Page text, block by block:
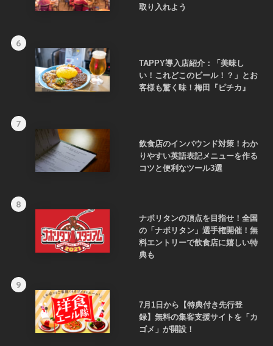
取り入れよう
6
TAPPY導入店紹介：「美味し
い！これどこのビール！？」とお
客様も驚く味！梅田『ピチカ』
7
飲食店のインバウンド対策！わか
りやすい英語表記メニューを作る
コツと便利なツール3選
8
ナポリタンの頂点を目指せ！全国
の「ナポリタン」選手権開催！無
料エントリーで飲食店に嬉しい特
典も
9
7月1日から【特典付き先行登
録】無料の集客支援サイトを「カ
ゴメ」が開設！